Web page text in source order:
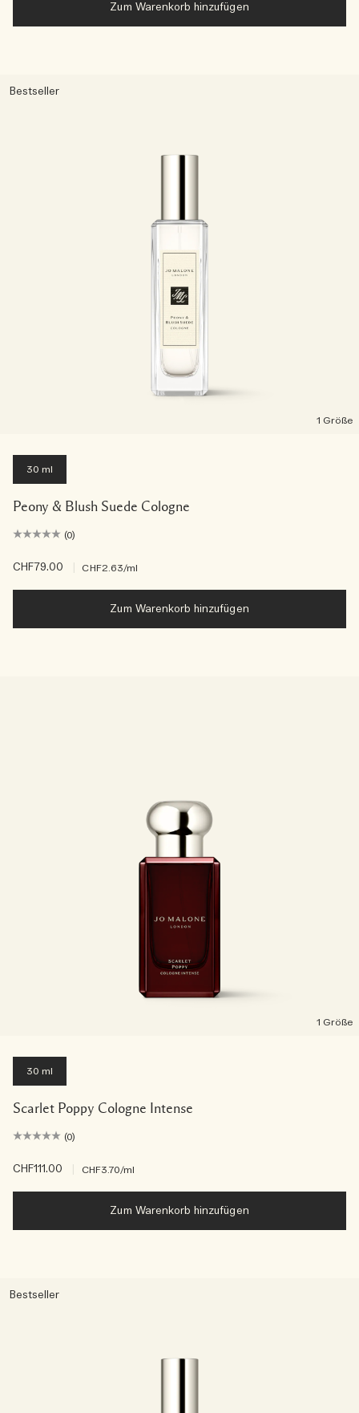
Zum Warenkorb hinzufügen
Bestseller
1 Größe
30 ml
Peony & Blush Suede Cologne
(0)
CHF79.00 CHF2.63/ml
Zum Warenkorb hinzufügen
1 Größe
30 ml
Scarlet Poppy Cologne Intense
(0)
CHF111.00 CHF3.70/ml
Zum Warenkorb hinzufügen
Bestseller